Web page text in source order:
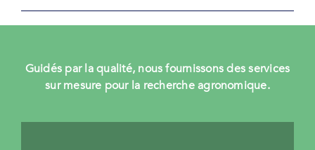
Guidés par la qualité, nous fournissons des services
sur mesure pour la recherche agronomique.